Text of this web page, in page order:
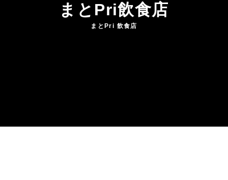
まとPri飲食店
まとPri 飲食店